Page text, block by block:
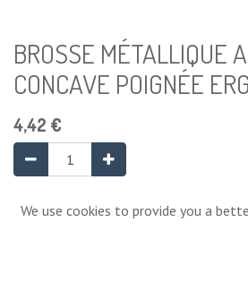
BROSSE MÉTALLIQUE
CONCAVE POIGNÉE
4,42 €
Ajouter au
We use cookies to provide you a